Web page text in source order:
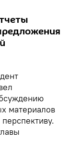
материалов